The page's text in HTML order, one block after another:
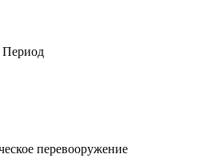
Период
перевооружение